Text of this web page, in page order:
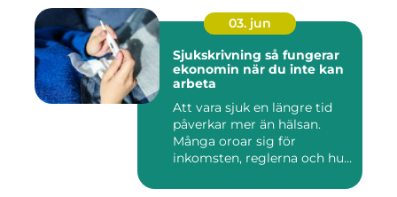
03. jun
Sjukskrivning så fungerar
ekonomin när du inte kan
arbeta
Att vara sjuk en längre tid
påverkar mer än hälsan.
Många oroar sig för
inkomsten, reglerna och hur